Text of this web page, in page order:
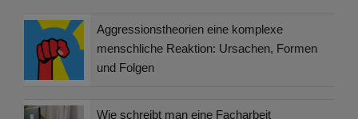
Aggressionstheorien eine komplexe
menschliche Reaktion: Ursachen, Formen
und Folgen
Wie schreibt man eine Facharbeit